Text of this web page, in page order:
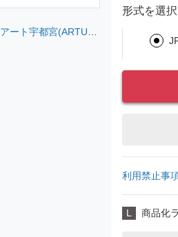
アート宇都宮(ARTUTS
形式を選
利用禁止事
L 商品化